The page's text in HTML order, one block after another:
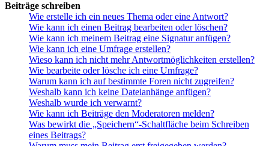
Beiträge schreiben
Wie erstelle ich ein neues Thema oder eine Antwort?
Wie kann ich einen Beitrag bearbeiten oder löschen?
Wie kann ich meinem Beitrag eine Signatur anfügen?
Wie kann ich eine Umfrage erstellen?
Wieso kann ich nicht mehr Antwortmöglichkeiten erstellen?
Wie bearbeite oder lösche ich eine Umfrage?
Warum kann ich auf bestimmte Foren nicht zugreifen?
Weshalb kann ich keine Dateianhänge anfügen?
Weshalb wurde ich verwarnt?
Wie kann ich Beiträge den Moderatoren melden?
Was bewirkt die „Speichern“-Schaltfläche beim Schreiben
eines Beitrags?